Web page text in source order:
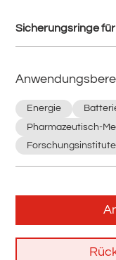
Sicherungsringe
Energie
Pharmazeutisch-